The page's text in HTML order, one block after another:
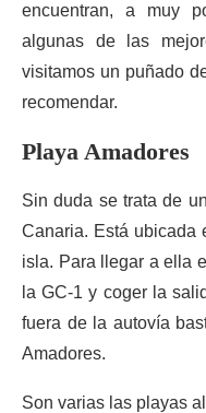
encuentran, a muy
algunas de las
visitamos un puñado
recomendar.
Playa Amadores
Sin duda se trata de
Canaria. Está ubicada
isla. Para llegar a ella
la GC-1 y coger la
fuera de la autovía
Amadores.
Son varias las playas